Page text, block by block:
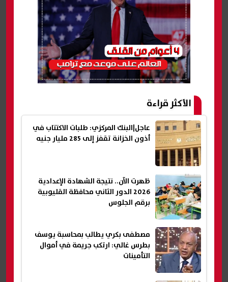
الأكثر قراءة
عاجل|البنك المركزي: طلبات الاكتتاب في
أذون الخزانة تقفز إلى 285 مليار جنيه
ظهرت الآن.. نتيجة الشهادة الإعدادية
2026 الدور الثاني محافظة القليوبية
برقم الجلوس
مصطفى بكري يطالب بمحاسبة يوسف
بطرس غالي: ارتكب جريمة في أموال
التأمينات